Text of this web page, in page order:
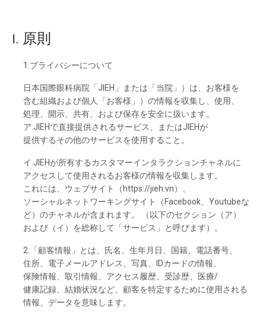
I. 原則
1.プライバシーについて
日本国際眼科病院 「JIEH」または 「当院」）は、お客様を
含む組織および個人 「お客様」）の情報を収集し、 使用、
処理、
開示、 共有、 および保存を安全に扱います。
ア. JIEHで直接提供さ れるサービス、 またはJIEHが
提供するその他のサービスを使用すること。
イ. JIEHが所有するカスタマーインタラクションチャネルに
アクセスして使用さ れるお客様の情報を収集し ます。
これには、 ウェブサイト
（https://jieh.vn）、
ソーシャルネットワーキングサイト
（Facebook、Youtubeな
ど）のチャネルが含まれます。 （以下のセクション （ア）
および（イ）を総称して 「サービス」と呼びます）。
2.「顧客情報」とは、 氏名、 生年月日、 国籍、 電話番号、
住所、 電子メールアドレス、 写真、 IDカードの情報、
保険情報、 取引情報、 アクセス 履歴、 受診歴、 医療/
健康記録、 結婚状況など、 顧客を特定するために使用さ れる
情報、 データを意味し ます。